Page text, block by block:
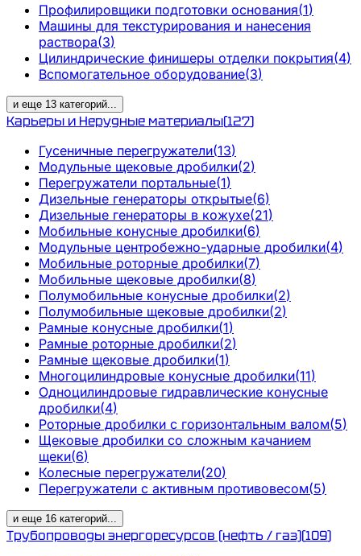
Профилировщики подготовки основания(1)
Машины для текстурирования и нанесения
раствора(3)
Цилиндрические финишеры отделки покрытия(4)
Вспомогательное оборудование(3)
и еще 13 категорий...
Карьеры и Нерудные материалы(127)
Гусеничные перегружатели(13)
Модульные щековые дробилки(2)
Перегружатели портальные(1)
Дизельные генераторы открытые(6)
Дизельные генераторы в кожухе(21)
Мобильные конусные дробилки(6)
Модульные центробежно-ударные дробилки(4)
Мобильные роторные дробилки(7)
Мобильные щековые дробилки(8)
Полумобильные конусные дробилки(2)
Полумобильные щековые дробилки(2)
Рамные конусные дробилки(1)
Рамные роторные дробилки(2)
Рамные щековые дробилки(1)
Многоцилиндровые конусные дробилки(11)
Одноцилиндровые гидравлические конусные
дробилки(4)
Роторные дробилки с горизонтальным валом(5)
Щековые дробилки со сложным качанием
щеки(6)
Колесные перегружатели(20)
Перегружатели с активным противовесом(5)
и еще 16 категорий...
Трубопроводы энергоресурсов (нефть / газ)(109)